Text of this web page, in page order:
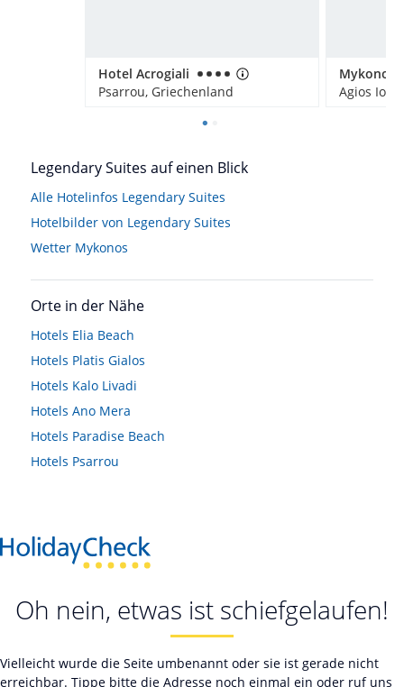
Hotel Acrogiali
Psarrou, Griechenland
Agios
Legendary Suites auf einen Blick
Alle Hotelinfos Legendary Suites
Hotelbilder von Legendary Suites
Wetter Mykonos
Orte in der Nähe
Hotels Elia Beach
Hotels Platis Gialos
Hotels Kalo Livadi
Hotels Ano Mera
Hotels Paradise Beach
Hotels Psarrou
Oh nein, etwas ist schiefgelaufen!
Vielleicht wurde die Seite umbenannt oder sie ist gerade nicht
erreichbar. Tippe bitte die Adresse noch einmal ein oder ruf uns